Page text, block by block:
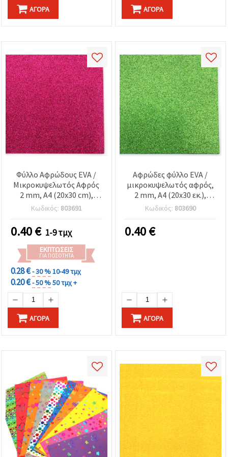
ΑΓΟΡΆ ΑΓΟΡΆ
Φύλλο Αφρώδους EVA /
Μικροκυψελωτός Αφρός
2 mm, A4 (20x30 cm),
Κυκλάμινο με Γκλίτερ
Κωδικός: 803691
0.40€ 1-9 τμχ
ΕΚΠΤΏΣΕΙΣ
ΓΙΑ ΠΟΣΌΤΗΤΑ
0.28 €- 30 %10-49 τμχ
0.20 €- 50 %50 τμχ +
ΑΓΟΡΆ
Αφρώδες φύλλο EVA /
μικροκυψελωτός αφρός,
2 mm, A4 (20x30 εκ.),
λαχανί (lime) με γκλίτερ
Κωδικός: 803690
0.40€
ΑΓΟΡΆ